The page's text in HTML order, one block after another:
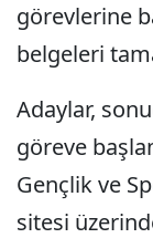
görevlerine
belgeleri
Adaylar,
göreve
Gençlik ve
sitesi